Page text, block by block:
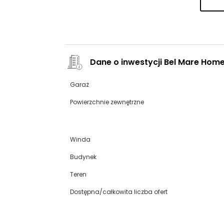
Dane o inwestycji Bel Mare
Garaż
Powierzchnie zewnętrzne
Winda
Budynek
Teren
Dostępna/całkowita liczba ofert